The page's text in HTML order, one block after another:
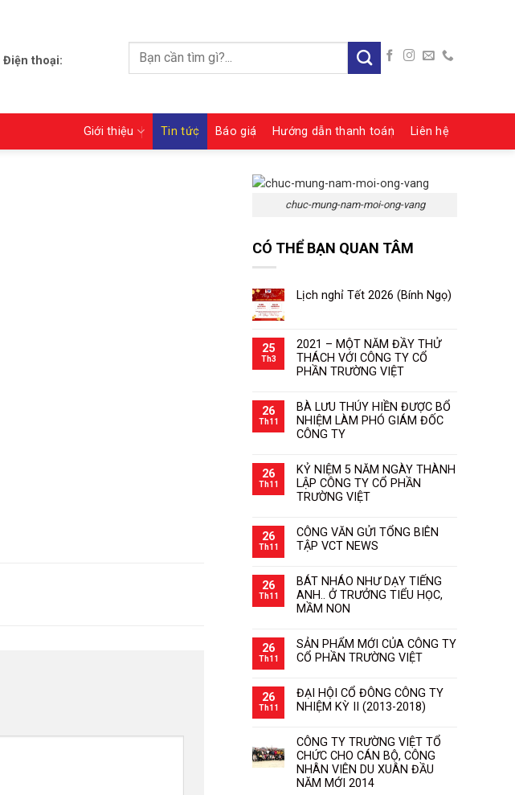
Điện thoại:
Tìm
kiếm:
Giới thiệu Tin tức Báo giá Hướng dẫn thanh toán Liên hệ
chuc-mung-nam-moi-ong-vang
CÓ THỂ BẠN QUAN TÂM
Lịch nghỉ Tết 2026 (Bính Ngọ)
25
Th3
2021 – MỘT NĂM ĐẦY THỬ
THÁCH VỚI CÔNG TY CỔ
PHẦN TRƯỜNG VIỆT
26
Th11
BÀ LƯU THÚY HIỀN ĐƯỢC BỔ
NHIỆM LÀM PHÓ GIÁM ĐỐC
CÔNG TY
26
Th11
KỶ NIỆM 5 NĂM NGÀY THÀNH
LẬP CÔNG TY CỔ PHẦN
TRƯỜNG VIỆT
26
Th11
CÔNG VĂN GỬI TỔNG BIÊN
TẬP VCT NEWS
26
Th11
BÁT NHÁO NHƯ DẠY TIẾNG
ANH.. Ở TRƯỞNG TIỂU HỌC,
MẦM NON
26
Th11
SẢN PHẨM MỚI CỦA CÔNG TY
CỔ PHẦN TRƯỜNG VIỆT
26
Th11
ĐẠI HỘI CỔ ĐÔNG CÔNG TY
NHIỆM KỲ II (2013-2018)
CÔNG TY TRƯỜNG VIỆT TỔ
CHỨC CHO CÁN BỘ, CÔNG
NHÂN VIÊN DU XUÂN ĐẦU
NĂM MỚI 2014